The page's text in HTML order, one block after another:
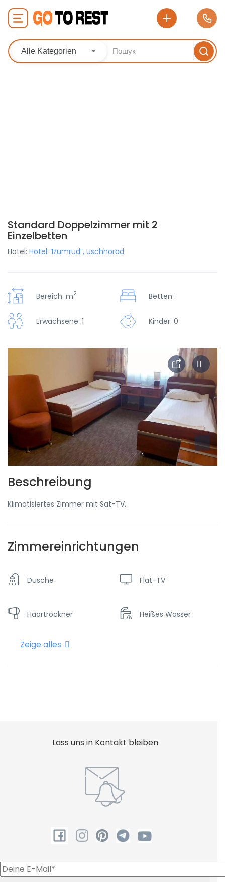
Alle Kategorien
Standard Doppelzimmer mit 2
Einzelbetten
Hotel: Hotel “Izumrud”, Uschhorod
Bereich: m2 Betten:
Erwachsene: 1 Kinder: 0
Beschreibung
Klimatisiertes Zimmer mit Sat-TV.
Zimmereinrichtungen
Dusche Flat-TV
Haartrockner Heißes Wasser
Internet - Wifi
Zeige alles
Lass uns in Kontakt bleiben